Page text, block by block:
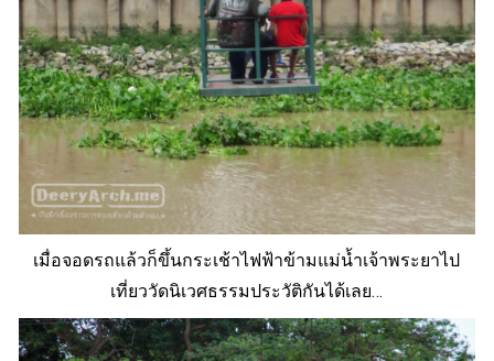
เมื่อจอดรถแล้วก็ขึ้นกระเช้าไฟฟ้าข้ามแม่น้ำเจ้าพระยาไป
เที่ยววัดนิเวศธรรมประวัติกันได้เลย…